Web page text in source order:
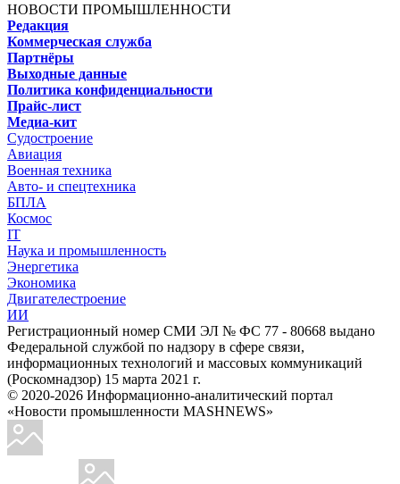
НОВОСТИ ПРОМЫШЛЕННОСТИ
Редакция
Коммерческая служба
Партнёры
Выходные данные
Политика конфиденциальности
Прайс-лист
Медиа-кит
Судостроение
Авиация
Военная техника
Авто- и спецтехника
БПЛА
Космос
IT
Наука и промышленность
Энергетика
Экономика
Двигателестроение
ИИ
Регистрационный номер СМИ ЭЛ № ФС 77 - 80668 выдано
Федеральной службой по надзору в сфере связи,
информационных технологий и массовых коммуникаций
(Роскомнадзор) 15 марта 2021 г.
© 2020-2026 Информационно-аналитический портал
«Новости промышленности MASHNEWS»